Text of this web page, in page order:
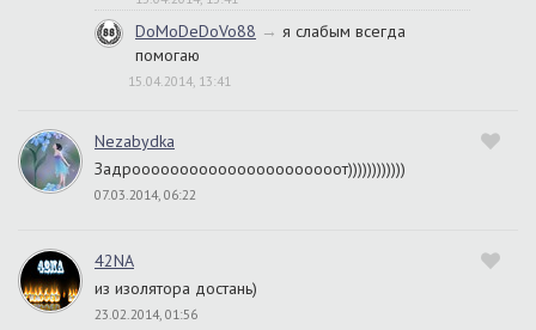
DoMoDeDoVo88 → я слабым всегда
помогаю
15.04.2014, 13:41
Nezabydka
Задроооооооооооооооооооооот))))))))))))
07.03.2014, 06:22
42NA
из изолятора достань)
23.02.2014, 01:56